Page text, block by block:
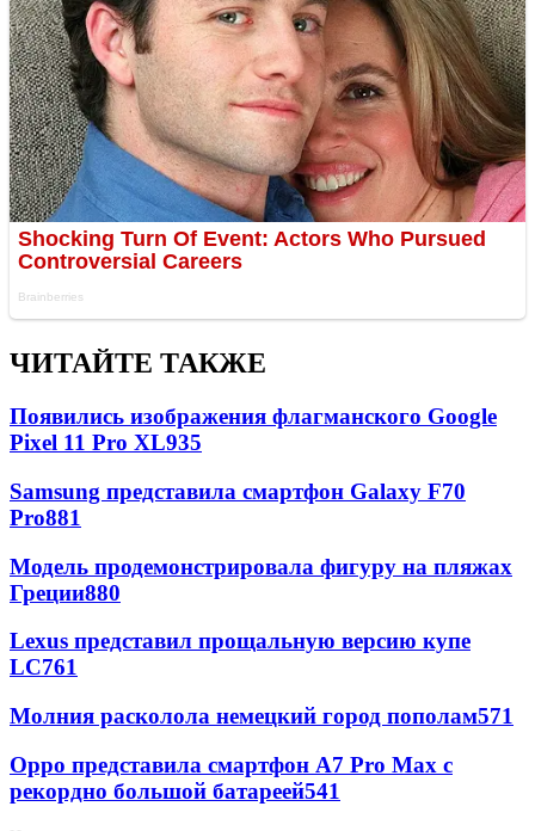
ЧИТАЙТЕ ТАКЖЕ
Появились изображения флагманского Google
Pixel 11 Pro XL935
Samsung представила смартфон Galaxy F70
Pro881
Модель продемонстрировала фигуру на пляжах
Греции880
Lexus представил прощальную версию купе
LC761
Молния расколола немецкий город пополам571
Oppo представила смартфон A7 Pro Max с
рекордно большой батареей541